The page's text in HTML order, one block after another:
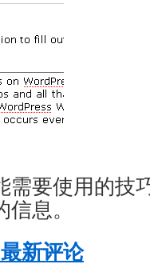
需要使用的技
息。
新评论